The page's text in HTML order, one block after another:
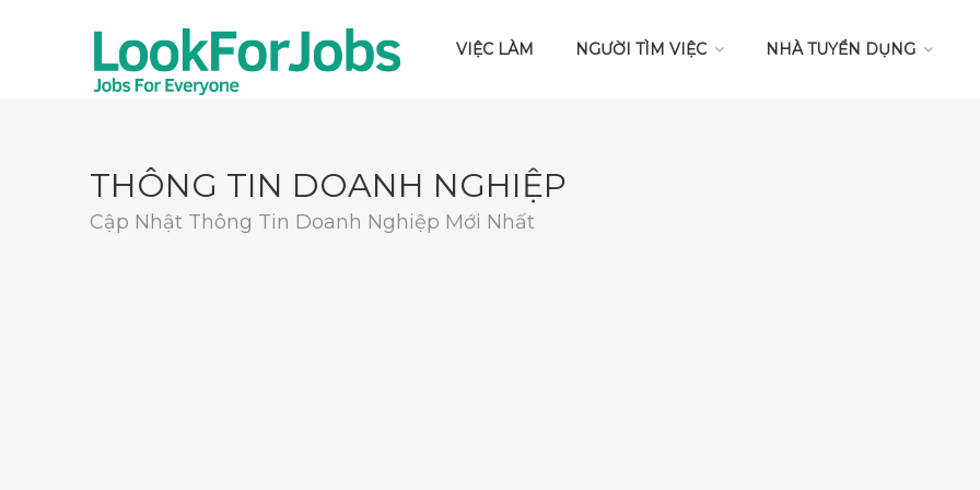
VIỆC LÀM NGƯỜI TÌM VIỆC NHÀ TUYỂN DỤNG
THÔNG TIN DOANH NGHIỆP
Cập Nhật Thông Tin Doanh Nghiệp Mới Nhất